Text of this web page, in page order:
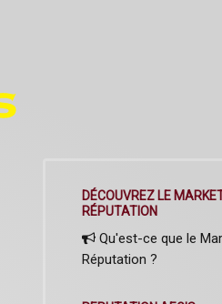
DÉCOUVREZ LE
RÉPUTATION
Qu'est-ce que le
Réputation ?